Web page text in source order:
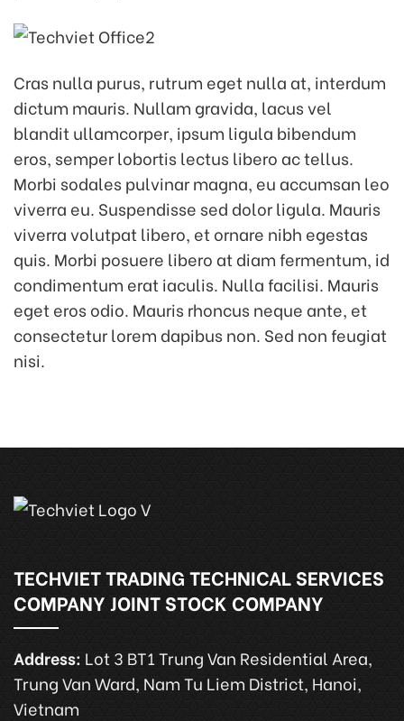
Cras nulla purus, rutrum eget nulla at, interdum
dictum mauris. Nullam gravida, lacus vel
blandit ullamcorper, ipsum ligula bibendum
eros, semper lobortis lectus libero ac tellus.
Morbi sodales pulvinar magna, eu accumsan leo
viverra eu. Suspendisse sed dolor ligula. Mauris
viverra volutpat libero, et ornare nibh egestas
quis. Morbi posuere libero at diam fermentum, id
condimentum erat iaculis. Nulla facilisi. Mauris
eget eros odio. Mauris rhoncus neque ante, et
consectetur lorem dapibus non. Sed non feugiat
nisi.
TECHVIET TRADING TECHNICAL SERVICES
COMPANY JOINT STOCK COMPANY
Address: Lot 3 BT1 Trung Van Residential Area,
Trung Van Ward, Nam Tu Liem District, Hanoi,
Vietnam